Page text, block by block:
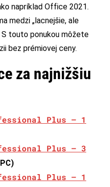
napríklad Office 2021.
medzi „lacnejšie, ale
S touto ponukou môžete
bez prémiovej ceny.
za najnižšiu
Plus – 1
Plus – 3
Plus – 1